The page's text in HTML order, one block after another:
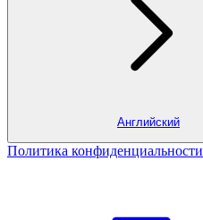
Английский
Политика конфиденциальности